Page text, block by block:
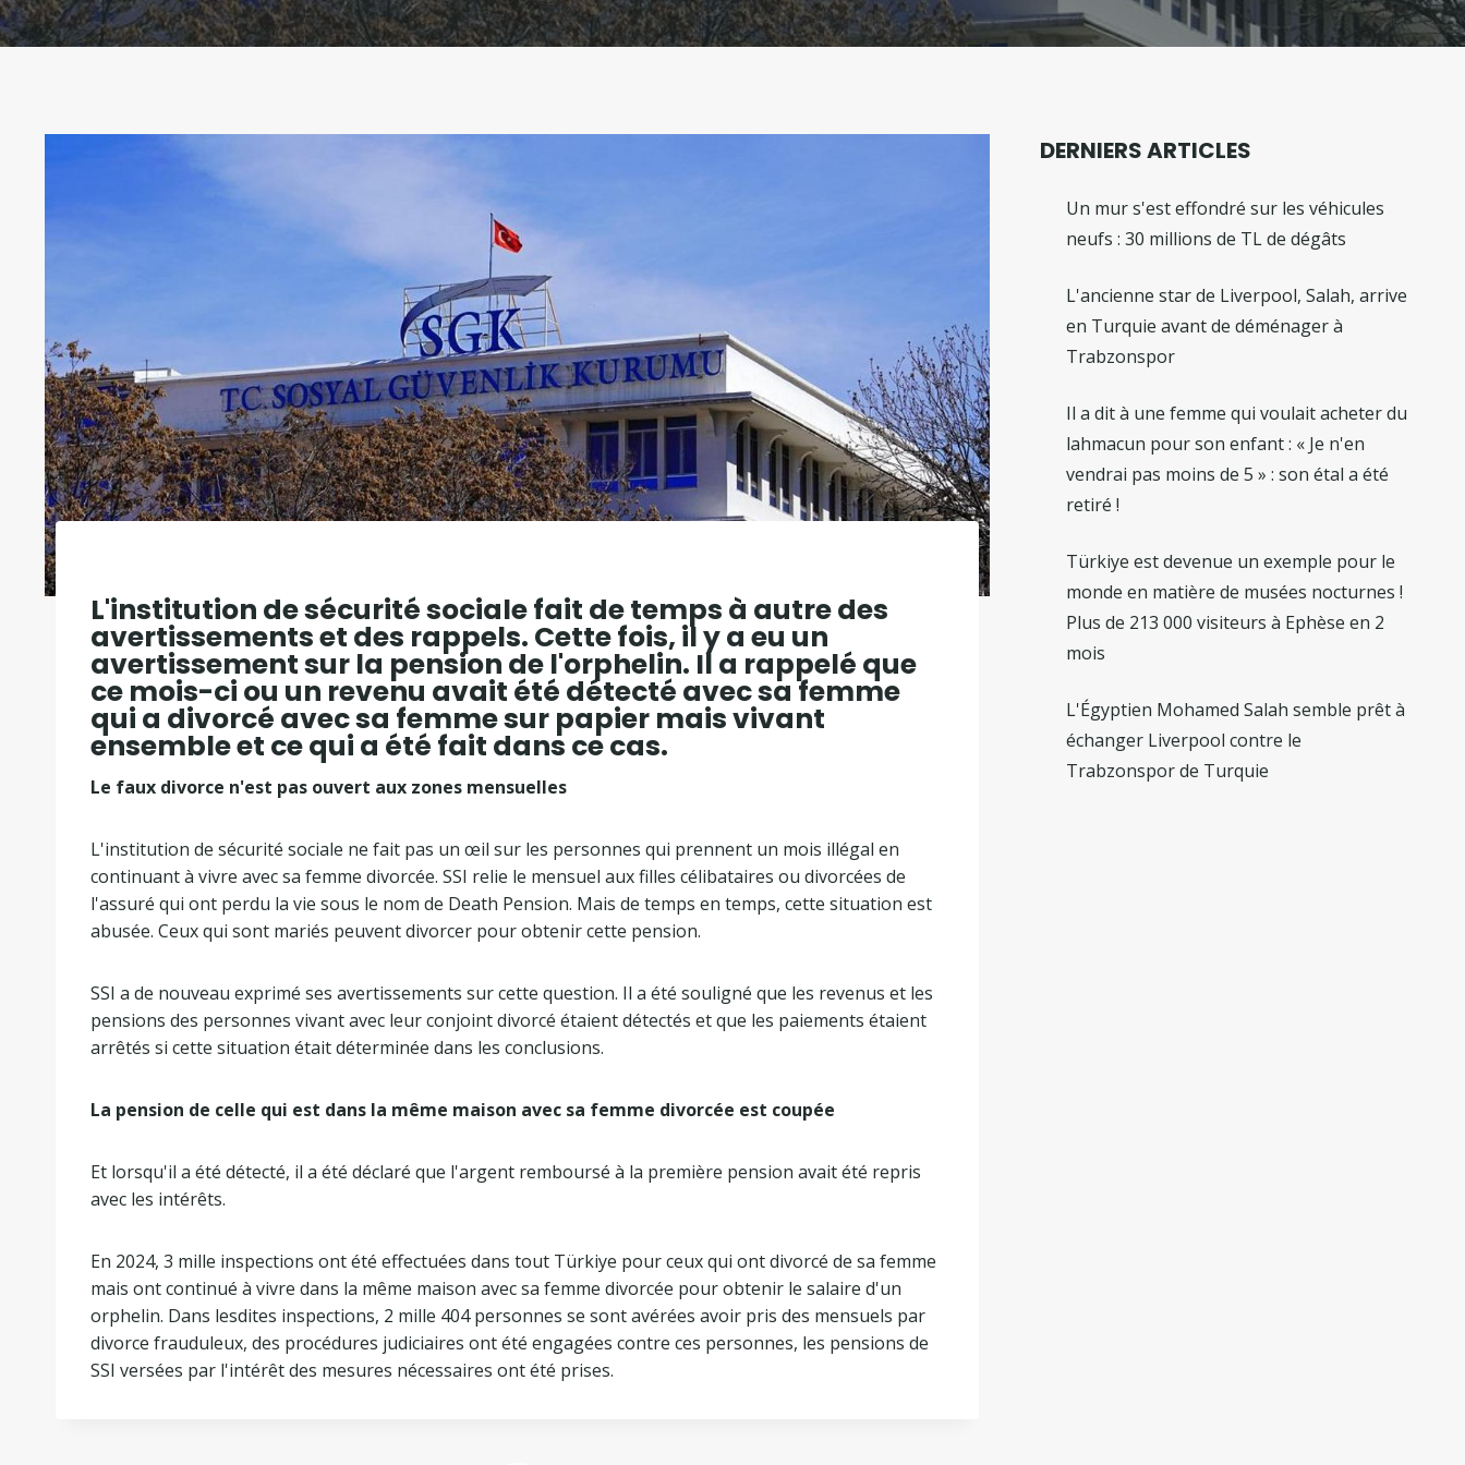
L'institution de sécurité sociale fait de temps à autre des
avertissements et des rappels. Cette fois, il y a eu un
avertissement sur la pension de l'orphelin. Il a rappelé que
ce mois-ci ou un revenu avait été détecté avec sa femme
qui a divorcé avec sa femme sur papier mais vivant
ensemble et ce qui a été fait dans ce cas.
Le faux divorce n'est pas ouvert aux zones mensuelles
L'institution de sécurité sociale ne fait pas un œil sur les personnes qui prennent un mois illégal en
continuant à vivre avec sa femme divorcée. SSI relie le mensuel aux filles célibataires ou divorcées de
l'assuré qui ont perdu la vie sous le nom de Death Pension. Mais de temps en temps, cette situation est
abusée. Ceux qui sont mariés peuvent divorcer pour obtenir cette pension.
SSI a de nouveau exprimé ses avertissements sur cette question. Il a été souligné que les revenus et les
pensions des personnes vivant avec leur conjoint divorcé étaient détectés et que les paiements étaient
arrêtés si cette situation était déterminée dans les conclusions.
La pension de celle qui est dans la même maison avec sa femme divorcée est coupée
Et lorsqu'il a été détecté, il a été déclaré que l'argent remboursé à la première pension avait été repris
avec les intérêts.
En 2024, 3 mille inspections ont été effectuées dans tout Türkiye pour ceux qui ont divorcé de sa femme
mais ont continué à vivre dans la même maison avec sa femme divorcée pour obtenir le salaire d'un
orphelin. Dans lesdites inspections, 2 mille 404 personnes se sont avérées avoir pris des mensuels par
divorce frauduleux, des procédures judiciaires ont été engagées contre ces personnes, les pensions de
SSI versées par l'intérêt des mesures nécessaires ont été prises.
DERNIERS ARTICLES
Un mur s'est effondré sur les véhicules
neufs : 30 millions de TL de dégâts
L'ancienne star de Liverpool, Salah, arrive
en Turquie avant de déménager à
Trabzonspor
Il a dit à une femme qui voulait acheter du
lahmacun pour son enfant : « Je n'en
vendrai pas moins de 5 » : son étal a été
retiré !
Türkiye est devenue un exemple pour le
monde en matière de musées nocturnes !
Plus de 213 000 visiteurs à Ephèse en 2
mois
L'Égyptien Mohamed Salah semble prêt à
échanger Liverpool contre le
Trabzonspor de Turquie